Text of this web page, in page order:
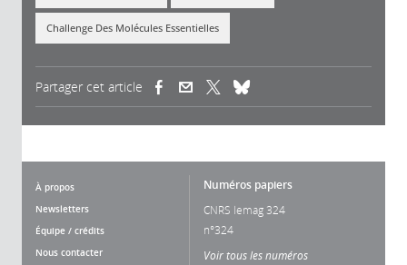
Challenge Des Molécules Essentielles
Partager cet article (link is external)(link is external)
À propos
Newsletters
Équipe / crédits
Nous contacter
Numéros papiers
CNRS lemag 324
n°324
Voir tous les numéros